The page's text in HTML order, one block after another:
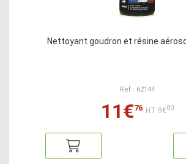
Nettoyant goudron et résine
Ref : 62144
11€76 HT:9€80